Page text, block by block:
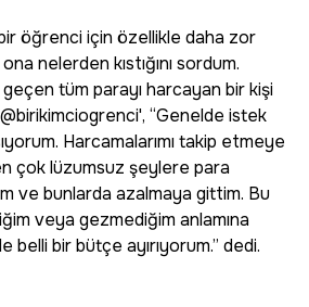
öğrenci için özellikle daha zor
nelerden kıstığını sordum.
tüm parayı harcayan bir kişi
“Genelde istek
Harcamalarımı takip etmeye
çok lüzumsuz şeylere para
ve bunlarda azalmaya gittim. Bu
veya gezmediğim anlamına
belli bir bütçe ayırıyorum.” dedi.